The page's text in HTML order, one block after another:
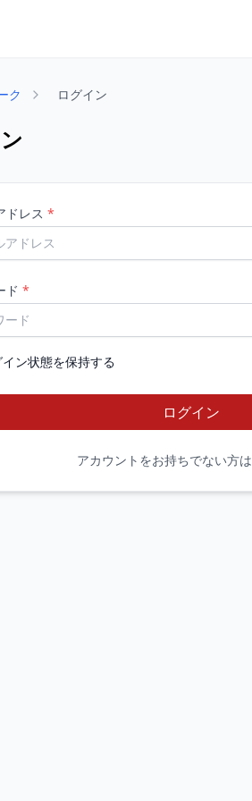
ク ログイン
ドレス *
ド *
イン状態を保持する
ログイン
アカウントをお持ちでない方は